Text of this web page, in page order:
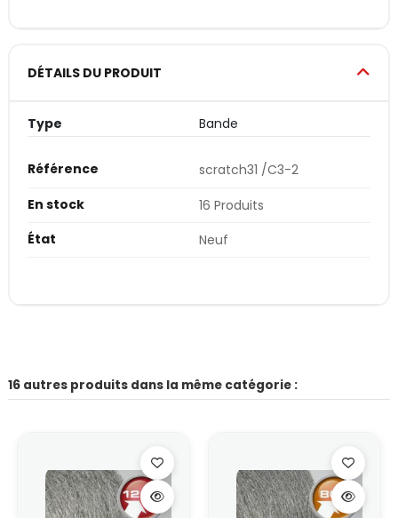
DÉTAILS DU PRODUIT
Type Bande
Référence
scratch31 /C3-2
En stock
16 Produits
État
Neuf
16 autres produits dans la même catégorie :